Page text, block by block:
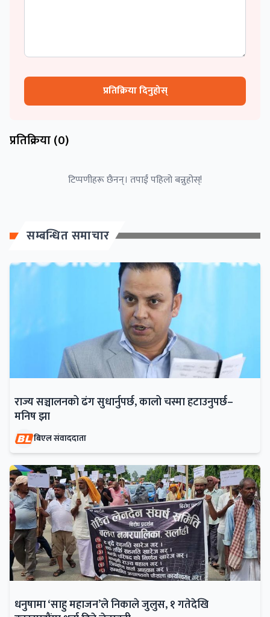
प्रतिक्रिया दिनुहोस्
प्रतिक्रिया (0)
टिप्पणीहरू छैनन्। तपाईं पहिलो बन्नुहोस्!
सम्बन्धित समाचार
राज्य सञ्चालनको ढंग सुधार्नुपर्छ, कालो चस्मा हटाउनुपर्छ–
मनिष झा
बिएल संवाददाता
धनुषामा ‘साहु महाजन’ले निकाले जुलुस, १ गतेदेखि